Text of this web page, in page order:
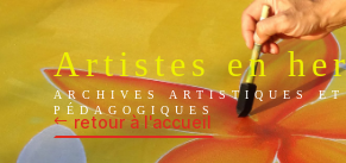
Artistes en
ARCHIVES ARTISTIQUES ET
PÉDAGOGIQUES
retour à l'accueil